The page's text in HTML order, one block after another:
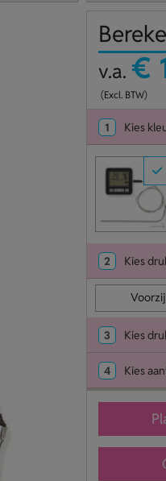
v.a. €
(Excl. BTW)
1 Kies
2 Kies
3 Kies
4 Kies